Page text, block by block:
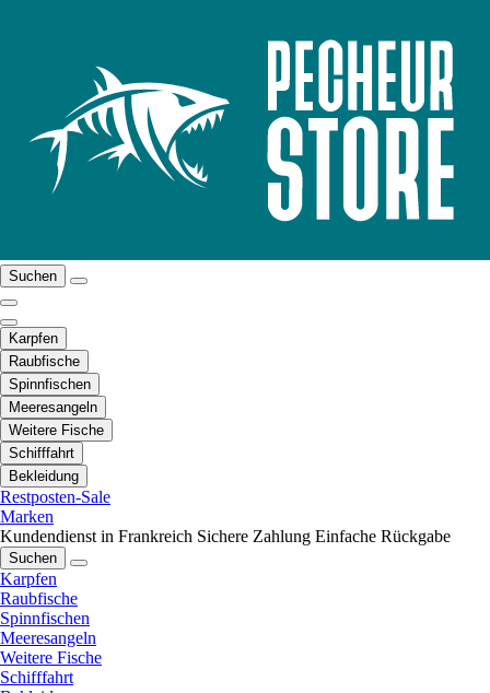
Suchen
Karpfen
Raubfische
Spinnfischen
Meeresangeln
Weitere Fische
Schifffahrt
Bekleidung
Restposten-Sale
Marken
Kundendienst in Frankreich Sichere Zahlung Einfache Rückgabe
Suchen
Karpfen
Raubfische
Spinnfischen
Meeresangeln
Weitere Fische
Schifffahrt